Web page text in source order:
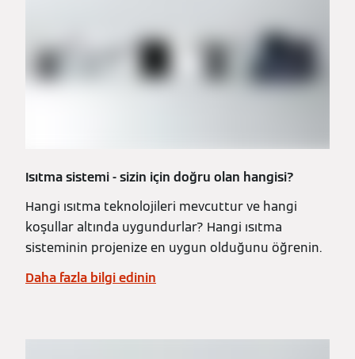
Isıtma sistemi - sizin için doğru olan hangisi?
Hangi ısıtma teknolojileri mevcuttur ve hangi
koşullar altında uygundurlar? Hangi ısıtma
sisteminin projenize en uygun olduğunu öğrenin.
Daha fazla bilgi edinin